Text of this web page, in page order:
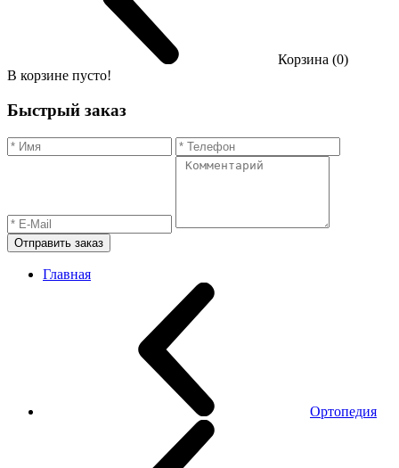
Корзина (0)
В корзине пусто!
Быстрый заказ
Отправить заказ
Главная
Ортопедия